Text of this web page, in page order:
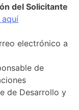
del Solicitante
aquí
electrónico a
de
de Desarrollo y